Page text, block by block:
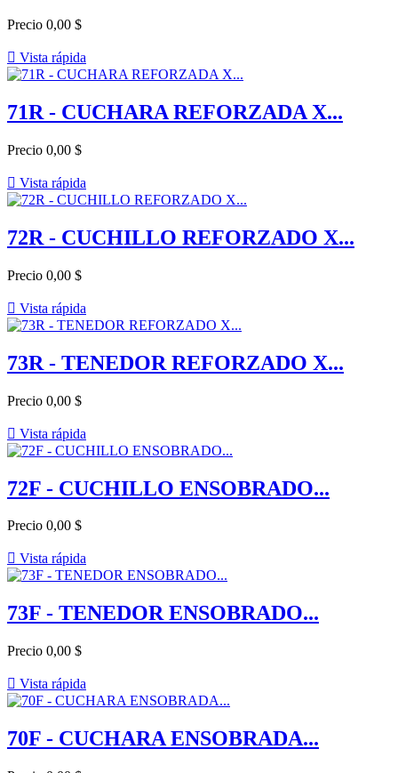
Precio 0,00 $
 Vista rápida
71R - CUCHARA REFORZADA X...
Precio 0,00 $
 Vista rápida
72R - CUCHILLO REFORZADO X...
Precio 0,00 $
 Vista rápida
73R - TENEDOR REFORZADO X...
Precio 0,00 $
 Vista rápida
72F - CUCHILLO ENSOBRADO...
Precio 0,00 $
 Vista rápida
73F - TENEDOR ENSOBRADO...
Precio 0,00 $
 Vista rápida
70F - CUCHARA ENSOBRADA...